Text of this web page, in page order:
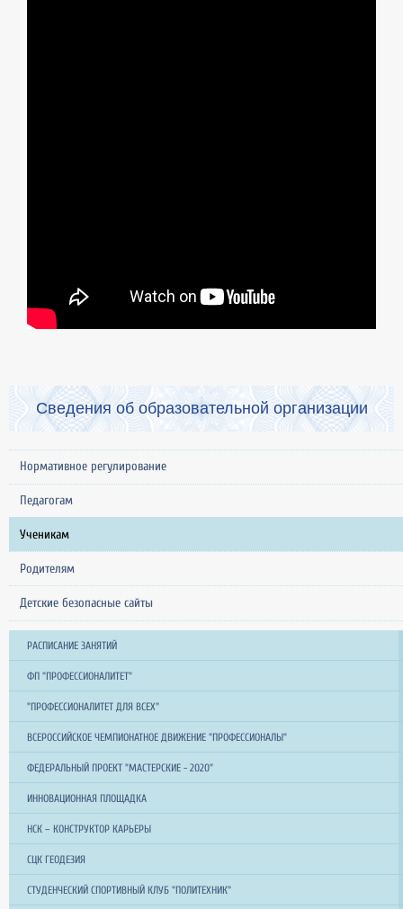
Сведения об образовательной организации
Нормативное регулирование
Педагогам
Ученикам
Родителям
Детские безопасные сайты
РАСПИСАНИЕ ЗАНЯТИЙ
ФП "ПРОФЕССИОНАЛИТЕТ"
"ПРОФЕССИОНАЛИТЕТ ДЛЯ ВСЕХ"
ВСЕРОССИЙСКОЕ ЧЕМПИОНАТНОЕ ДВИЖЕНИЕ "ПРОФЕССИОНАЛЫ"
ФЕДЕРАЛЬНЫЙ ПРОЕКТ "МАСТЕРСКИЕ - 2020"
ИННОВАЦИОННАЯ ПЛОЩАДКА
НСК – КОНСТРУКТОР КАРЬЕРЫ
СЦК ГЕОДЕЗИЯ
СТУДЕНЧЕСКИЙ СПОРТИВНЫЙ КЛУБ "ПОЛИТЕХНИК"